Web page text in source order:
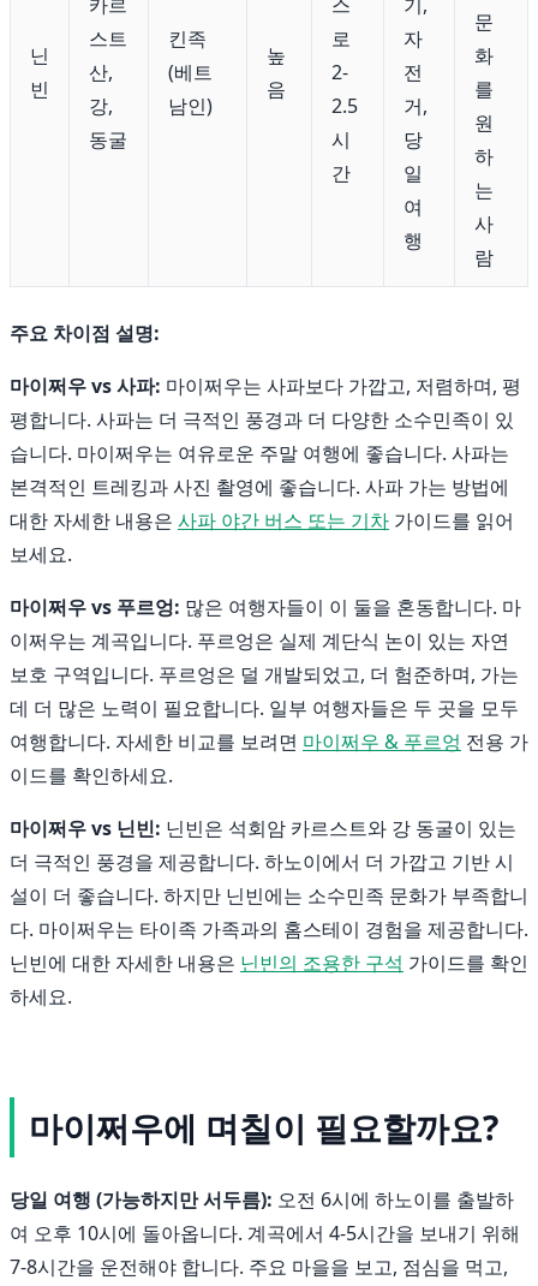
닌
빈
스트
산,
강,
동굴
킨족
(베트
남인)
높
음
로
2-
2.5
시
간
자
전
거,
당
일
여
행
문
화
를
원
하
는
사
람
주요 차이점 설명:
마이쩌우 vs 사파: 마이쩌우는 사파보다 가깝고, 저렴하며, 평
평합니다. 사파는 더 극적인 풍경과 더 다양한 소수민족이 있
습니다. 마이쩌우는 여유로운 주말 여행에 좋습니다. 사파는
본격적인 트레킹과 사진 촬영에 좋습니다. 사파 가는 방법에
대한 자세한 내용은 사파 야간 버스 또는 기차 가이드를 읽어
보세요.
마이쩌우 vs 푸르엉: 많은 여행자들이 이 둘을 혼동합니다. 마
이쩌우는 계곡입니다. 푸르엉은 실제 계단식 논이 있는 자연
보호 구역입니다. 푸르엉은 덜 개발되었고, 더 험준하며, 가는
데 더 많은 노력이 필요합니다. 일부 여행자들은 두 곳을 모두
여행합니다. 자세한 비교를 보려면 마이쩌우 & 푸르엉 전용 가
이드를 확인하세요.
마이쩌우 vs 닌빈: 닌빈은 석회암 카르스트와 강 동굴이 있는
더 극적인 풍경을 제공합니다. 하노이에서 더 가깝고 기반 시
설이 더 좋습니다. 하지만 닌빈에는 소수민족 문화가 부족합니
다. 마이쩌우는 타이족 가족과의 홈스테이 경험을 제공합니다.
닌빈에 대한 자세한 내용은 닌빈의 조용한 구석 가이드를 확인
하세요.
마이쩌우에 며칠이 필요할까요?
당일 여행 (가능하지만 서두름): 오전 6시에 하노이를 출발하
여 오후 10시에 돌아옵니다. 계곡에서 4-5시간을 보내기 위해
7-8시간을 운전해야 합니다. 주요 마을을 보고, 점심을 먹고,